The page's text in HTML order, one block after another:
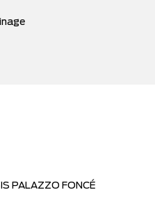
PALAZZO FONCÉ